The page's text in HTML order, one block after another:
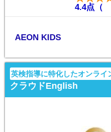
4.4点（
AEON KIDS
英検指導に特化したオンライ
クラウドEnglish